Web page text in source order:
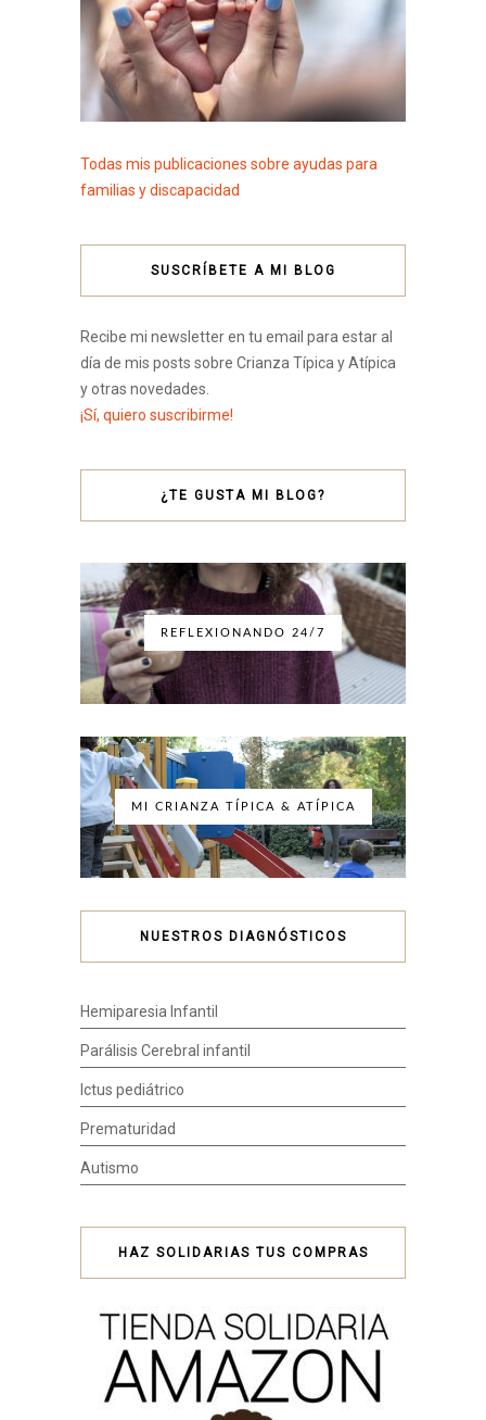
Todas mis publicaciones sobre ayudas para
familias y discapacidad
SUSCRÍBETE A MI BLOG
Recibe mi newsletter en tu email para estar al
día de mis posts sobre Crianza Típica y Atípica
y otras novedades.
¡Sí, quiero suscribirme!
¿TE GUSTA MI BLOG?
REFLEXIONANDO 24/7
MI CRIANZA TÍPICA & ATÍPICA
NUESTROS DIAGNÓSTICOS
Hemiparesia Infantil
Parálisis Cerebral infantil
Ictus pediátrico
Prematuridad
Autismo
HAZ SOLIDARIAS TUS COMPRAS